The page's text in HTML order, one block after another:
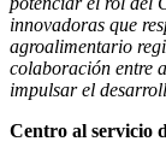
innovadoras que
agroalimentario
colaboración entre
impulsar el
Centro al servicio